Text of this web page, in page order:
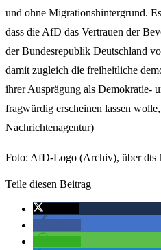
und ohne Migrationshintergrund.
dass die AfD das Vertrauen der
der Bundesrepublik Deutschland
damit zugleich die freiheitliche
ihrer Ausprägung als Demokratie-
fragwürdig erscheinen lassen
Nachrichtenagentur)
Foto: AfD-Logo (Archiv), über dts
Teile diesen Beitrag